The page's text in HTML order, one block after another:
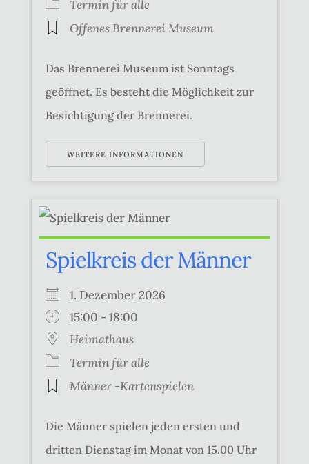
Termin für alle
Offenes Brennerei Museum
Das Brennerei Museum ist Sonntags
geöffnet. Es besteht die Möglichkeit zur
Besichtigung der Brennerei.
WEITERE INFORMATIONEN
Spielkreis der Männer
1. Dezember 2026
15:00 - 18:00
Heimathaus
Termin für alle
Männer -Kartenspielen
Die Männer spielen jeden ersten und
dritten Dienstag im Monat von 15.00 Uhr